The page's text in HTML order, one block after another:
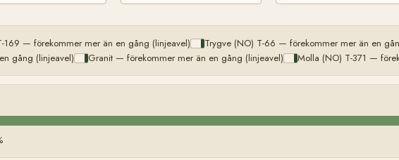
169 — förekommer mer än en gång (linjeavel)
Trygve (NO) T-66 — förekommer mer än en
gång (linjeavel)
Granit — förekommer mer än en gång (linjeavel) Molla (NO) T-371 —